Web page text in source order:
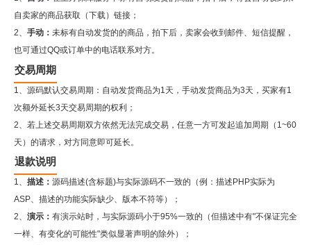
自卖家的商品获取（下载）链接；
2、 手动： 未标有自动发货的的商品，拍下后，卖家会收到邮件、短信提醒，
也可通过QQ或订单中的电话联系对方。
交易周期
1、源码默认交易周期：自动发货商品为1天，手动发货商品为3天，买家有1
次额外延长3天交易周期的权利；
2、若上述交易周期双方依然无法完成交易，任意一方可发起追加周期（1~60
天）的请求，对方同意即可延长。
退款说明
1、 描述： 源码描述(含标题)与实际源码不一致的（例：描述PHP实际为
ASP、描述的功能实际缺少、版本不符等）；
2、 演示： 有演示站时，与实际源码小于95%一致的（但描述中有"不保证完全
一样、有变化的可能性"类似显著声明的除外）；